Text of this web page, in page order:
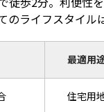
のライフスタイル
最適用
住宅用